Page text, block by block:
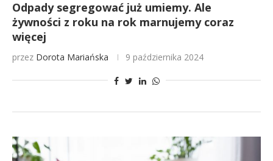
Odpady segregować już umiemy. Ale
żywności z roku na rok marnujemy coraz
więcej
przez Dorota Mariańska 9 października 2024